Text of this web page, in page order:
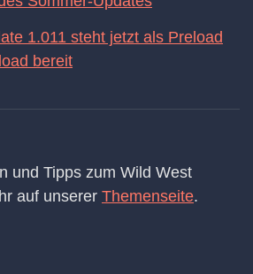
1.011 steht jetzt als Preload
bereit
und Tipps zum Wild West
auf unserer Themenseite.